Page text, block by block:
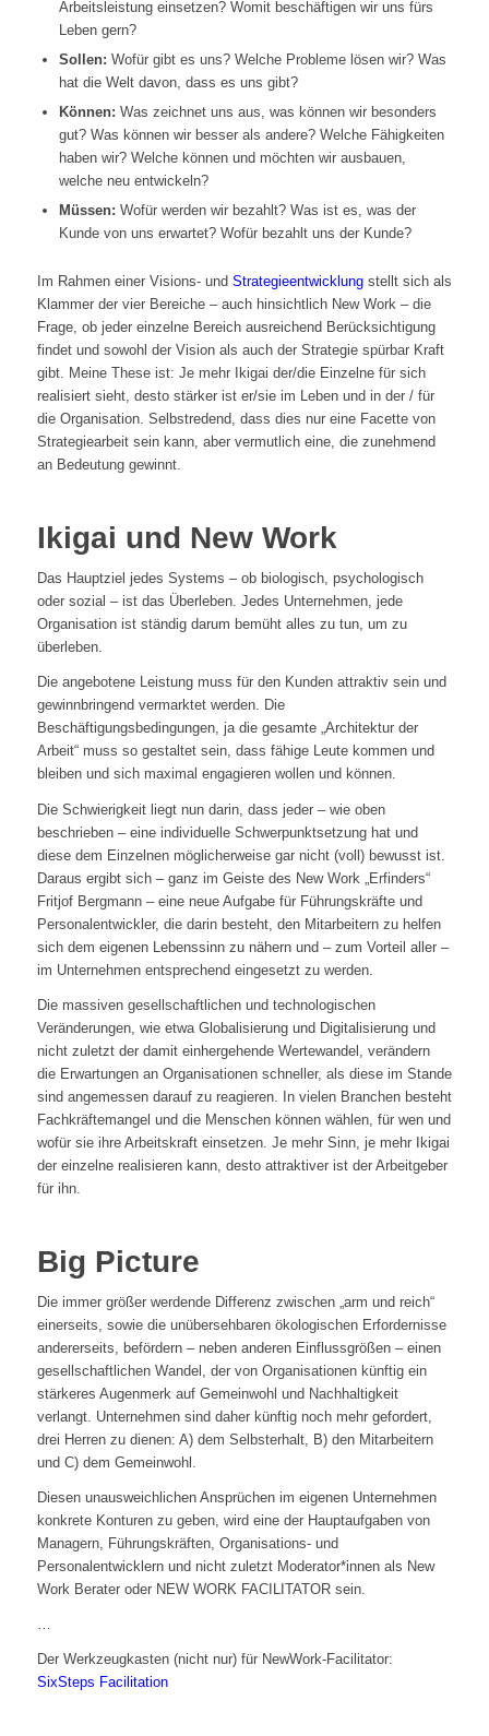
Arbeitsleistung einsetzen? Womit beschäftigen wir uns fürs
Leben gern?
Sollen: Wofür gibt es uns? Welche Probleme lösen wir? Was
hat die Welt davon, dass es uns gibt?
Können: Was zeichnet uns aus, was können wir besonders
gut? Was können wir besser als andere? Welche Fähigkeiten
haben wir? Welche können und möchten wir ausbauen,
welche neu entwickeln?
Müssen: Wofür werden wir bezahlt? Was ist es, was der
Kunde von uns erwartet? Wofür bezahlt uns der Kunde?
Im Rahmen einer Visions- und Strategieentwicklungstellt sich als
Klammer der vier Bereiche – auch hinsichtlich New Work – die
Frage, ob jeder einzelne Bereich ausreichend Berücksichtigung
findet und sowohl der Vision als auch der Strategie spürbar Kraft
gibt. Meine These ist: Je mehr Ikigai der/die Einzelne für sich
realisiert sieht, desto stärker ist er/sie im Leben und in der / für
die Organisation. Selbstredend, dass dies nur eine Facette von
Strategiearbeit sein kann, aber vermutlich eine, die zunehmend
an Bedeutung gewinnt.
Ikigai und New Work
Das Hauptziel jedes Systems – ob biologisch, psychologisch
oder sozial – ist das Überleben. Jedes Unternehmen, jede
Organisation ist ständig darum bemüht alles zu tun, um zu
überleben.
Die angebotene Leistung muss für den Kunden attraktiv sein und
gewinnbringend vermarktet werden. Die
Beschäftigungsbedingungen, ja die gesamte „Architektur der
Arbeit“ muss so gestaltet sein, dass fähige Leute kommen und
bleiben und sich maximal engagieren wollen und können.
Die Schwierigkeit liegt nun darin, dass jeder – wie oben
beschrieben – eine individuelle Schwerpunktsetzung hat und
diese dem Einzelnen möglicherweise gar nicht (voll) bewusst ist.
Daraus ergibt sich – ganz im Geiste des New Work „Erfinders“
Fritjof Bergmann – eine neue Aufgabe für Führungskräfte und
Personalentwickler, die darin besteht, den Mitarbeitern zu helfen
sich dem eigenen Lebenssinn zu nähern und – zum Vorteil aller –
im Unternehmen entsprechend eingesetzt zu werden.
Die massiven gesellschaftlichen und technologischen
Veränderungen, wie etwa Globalisierung und Digitalisierung und
nicht zuletzt der damit einhergehende Wertewandel, verändern
die Erwartungen an Organisationen schneller, als diese im Stande
sind angemessen darauf zu reagieren. In vielen Branchen besteht
Fachkräftemangel und die Menschen können wählen, für wen und
wofür sie ihre Arbeitskraft einsetzen. Je mehr Sinn, je mehr Ikigai
der einzelne realisieren kann, desto attraktiver ist der Arbeitgeber
für ihn.
Big Picture
Die immer größer werdende Differenz zwischen „arm und reich“
einerseits, sowie die unübersehbaren ökologischen Erfordernisse
andererseits, befördern – neben anderen Einflussgrößen – einen
gesellschaftlichen Wandel, der von Organisationen künftig ein
stärkeres Augenmerk auf Gemeinwohl und Nachhaltigkeit
verlangt. Unternehmen sind daher künftig noch mehr gefordert,
drei Herren zu dienen: A) dem Selbsterhalt, B) den Mitarbeitern
und C) dem Gemeinwohl.
Diesen unausweichlichen Ansprüchen im eigenen Unternehmen
konkrete Konturen zu geben, wird eine der Hauptaufgaben von
Managern, Führungskräften, Organisations- und
Personalentwicklern und nicht zuletzt Moderator*innen als New
Work Berater oder NEW WORK FACILITATOR sein.
Der Werkzeugkasten (nicht nur) für NewWork-Facilitator:
SixSteps Facilitation